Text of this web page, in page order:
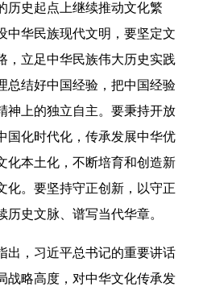
历史起点上继续推动文化繁
中华民族现代文明，要坚定文
，立足中华民族伟大历史实践
总结好中国经验，把中国经验
神上的独立自主。要秉持开放
国化时代化，传承发展中华优
化本土化，不断培育和创造新
化。要坚持守正创新，以守正
史文脉、谱写当代华章。
出，习近平总书记的重要讲话
战略高度，对中华文化传承发